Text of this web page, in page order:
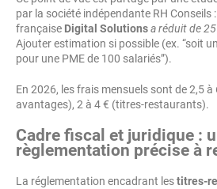
par la société indépendante RH Conseils
française Digital Solutionsa réduit de
Ajouter estimation si possible (ex. “soit
pour une PME de 100 salariés”).
En 2026, les frais mensuels sont de 2,5
avantages), 2 à 4 € (titres-restaurants).
Cadre fiscal et juridique :
règlementation précise à
La réglementation encadrant lestitres-